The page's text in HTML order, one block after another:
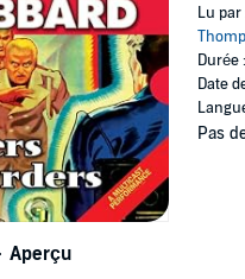
his unique ability to relate
him apart as one of the
(P)2009 Galaxy Press
Aperçu
Lu par
Durée
Date
Pas